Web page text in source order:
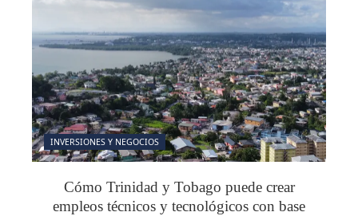
INVERSIONES Y NEGOCIOS
Cómo Trinidad y Tobago puede crear
empleos técnicos y tecnológicos con base